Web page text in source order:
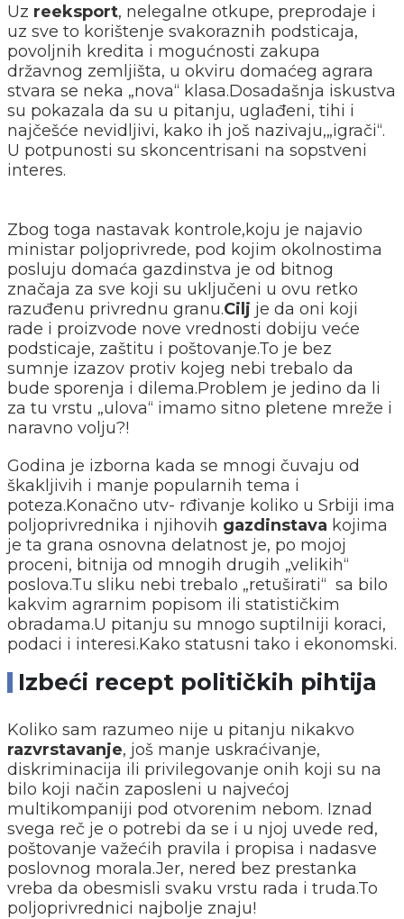
Uz reeksport, nelegalne otkupe, preprodaje i
uz sve to korištenje svakoraznih podsticaja,
povoljnih kredita i mogućnosti zakupa
državnog zemljišta, u okviru domaćeg agrara
stvara se neka „nova“ klasa.Dosadašnja iskustva
su pokazala da su u pitanju, uglađeni, tihi i
najčešće nevidljivi, kako ih još nazivaju,„igrači“.
U potpunosti su skoncentrisani na sopstveni
interes.
Zbog toga nastavak kontrole,koju je najavio
ministar poljoprivrede, pod kojim okolnostima
posluju domaća gazdinstva je od bitnog
značaja za sve koji su uključeni u ovu retko
razuđenu privrednu granu.Cilj je da oni koji
rade i proizvode nove vrednosti dobiju veće
podsticaje, zaštitu i poštovanje.To je bez
sumnje izazov protiv kojeg nebi trebalo da
bude sporenja i dilema.Problem je jedino da li
za tu vrstu „ulova“ imamo sitno pletene mreže i
naravno volju?!
Godina je izborna kada se mnogi čuvaju od
škakljivih i manje popularnih tema i
poteza.Konačno utv- rđivanje koliko u Srbiji ima
poljoprivrednika i njihovih gazdinstava kojima
je ta grana osnovna delatnost je, po mojoj
proceni, bitnija od mnogih drugih „velikih“
poslova.Tu sliku nebi trebalo „retuširati“ sa bilo
kakvim agrarnim popisom ili statističkim
obradama.U pitanju su mnogo suptilniji koraci,
podaci i interesi.Kako statusni tako i ekonomski.
Izbeći recept političkih pihtija
Koliko sam razumeo nije u pitanju nikakvo
razvrstavanje, još manje uskraćivanje,
diskriminacija ili privilegovanje onih koji su na
bilo koji način zaposleni u najvećoj
multikompaniji pod otvorenim nebom. Iznad
svega reč je o potrebi da se i u njoj uvede red,
poštovanje važećih pravila i propisa i nadasve
poslovnog morala.Jer, nered bez prestanka
vreba da obesmisli svaku vrstu rada i truda.To
poljoprivrednici najbolje znaju!